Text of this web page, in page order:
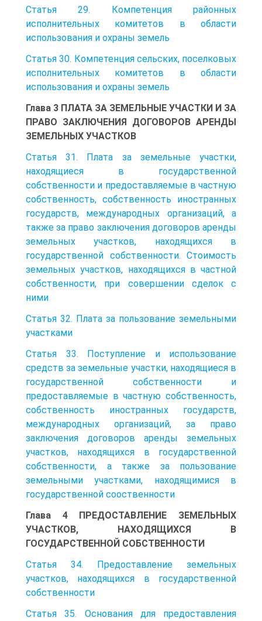
Статья 29. Компетенция районных
исполнительных комитетов в области
использования и охраны земель
Статья 30. Компетенция сельских, поселковых
исполнительных комитетов в области
использования и охраны земель
Глава 3 ПЛАТА ЗА ЗЕМЕЛЬНЫЕ УЧАСТКИ И ЗА
ПРАВО ЗАКЛЮЧЕНИЯ ДОГОВОРОВ АРЕНДЫ
ЗЕМЕЛЬНЫХ УЧАСТКОВ
Статья 31. Плата за земельные участки,
находящиеся в государственной
собственности и предоставляемые в частную
собственность, собственность иностранных
государств, международных организаций, а
также за право заключения договоров аренды
земельных участков, находящихся в
государственной собственности. Стоимость
земельных участков, находящихся в частной
собственности, при совершении сделок с
ними
Статья 32. Плата за пользование земельными
участками
Статья 33. Поступление и использование
средств за земельные участки, находящиеся в
государственной собственности и
предоставляемые в частную собственность,
собственность иностранных государств,
международных организаций, за право
заключения договоров аренды земельных
участков, находящихся в государственной
собственности, а также за пользование
земельными участками, находящимися в
государственной сооственности
Глава 4 ПРЕДОСТАВЛЕНИЕ ЗЕМЕЛЬНЫХ
УЧАСТКОВ, НАХОДЯЩИХСЯ В
ГОСУДАРСТВЕННОЙ СОБСТВЕННОСТИ
Статья 34. Предоставление земельных
участков, находящихся в государственной
собственности
Статья 35. Основания для предоставления